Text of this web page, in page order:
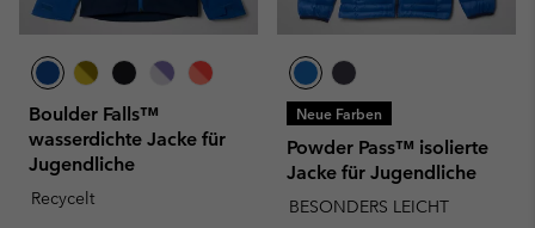
Boulder Falls™
wasserdichte Jacke für
Jugendliche
Recycelt
Neue Farben
Powder Pass™ isolierte
Jacke für Jugendliche
BESONDERS LEICHT